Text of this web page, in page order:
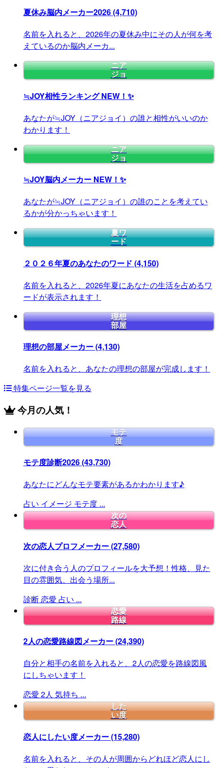
夏休み脳内メーカー2026(4,710)
名前を入れると、2026年の夏休み中にその人が何を考
えているのか脳内メーカ...
ニア
ジョ
≒JOY相性ランキングNEW！✨
あなたが≒JOY（ニアジョイ）の誰と相性がいいのか
わかります！
ニア
ジョ
≒JOY脳内メーカー NEW！✨
あなたが≒JOY（ニアジョイ）の誰のことを考えてい
るかが分かっちゃいます！
夏ワ
ード
２０２６年夏のあなたのワード (4,150)
名前を入れると、2026年夏にあなたの生活を占めるワ
ードが表示されます！
理想
部屋
理想の部屋メーカー(4,130)
名前を入れると、あなたの理想の部屋が完成します！
特集ページ一覧を見る
今月の人気！
モテ
度
モテ度診断2026(43,730)
あなたにどんなモテ要素があるかわかります♪
占い イメージ モテ度 ...
次の
恋人
次の恋人プロフメーカー(27,580)
次に付き合う人のプロフィールを大予想！性格、見た
目の雰囲気、出会う場所...
診断恋愛 占い ...
恋愛
路線
2人の恋愛路線図メーカー(24,390)
自分と相手の名前を入れると、2人の恋愛を路線図風
にしちゃいます！
恋愛 2人 気持ち ...
した
い度
恋人にしたい度メーカー(15,280)
名前を入れると、その人が周囲からどれほど恋人にし